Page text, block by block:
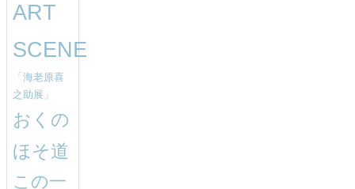
ART
SCENE
「海老原喜
之助展」
おくの
ほそ道
この一